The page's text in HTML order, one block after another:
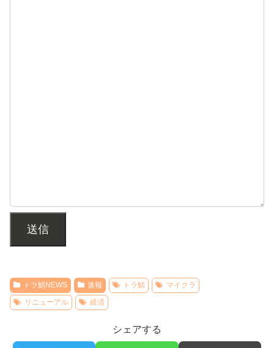
送信
トラ鯖NEWS 速報 トラ鯖
マイクラ
リニューアル
経済
シェアする